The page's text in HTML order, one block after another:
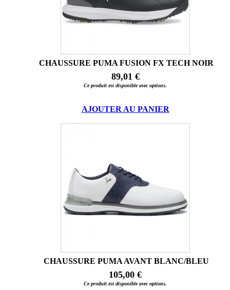
CHAUSSURE PUMA FUSION FX TECH NOIR
89,01 €
Ce produit est disponible avec options.
AJOUTER AU PANIER
CHAUSSURE PUMA AVANT BLANC/BLEU
105,00 €
Ce produit est disponible avec options.